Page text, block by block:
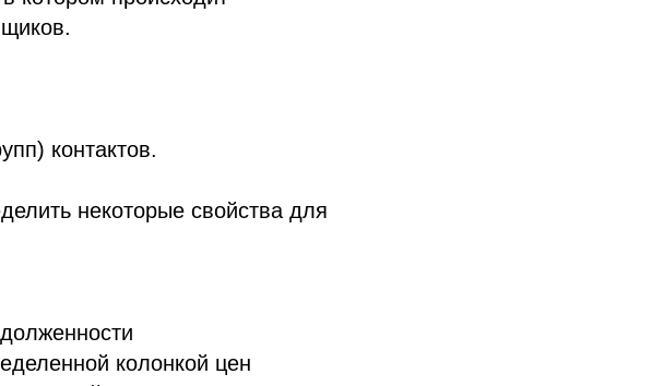
контактов.
некоторые свойства для
колонкой цен